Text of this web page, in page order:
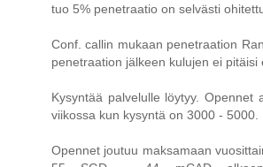
tuo 5% penetraatio on selvästi
Conf. callin mukaan penetraation
penetraation jälkeen kulujen ei pitäisi
Kysyntää palvelulle löytyy. Opennet
viikossa kun kysyntä on 3000 - 5000.
Opennet joutuu maksamaan